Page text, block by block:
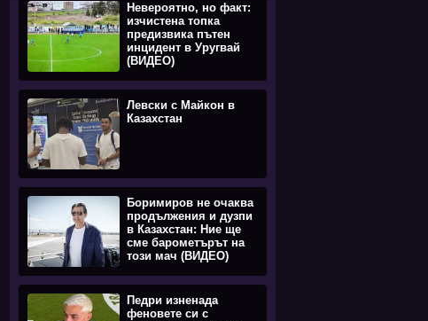
Невероятно, но факт:
изчистена топка
предизвика пътен
инцидент в Уругвай
(ВИДЕО)
Левски с Майкон в
Казахстан
Боримиров не очаква
продължения и дузпи
в Казахстан: Ние ще
сме барометърът на
този мач (ВИДЕО)
Педри изненада
феновете си с